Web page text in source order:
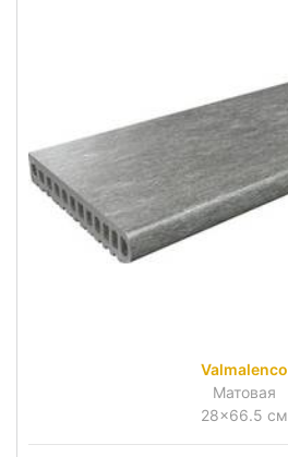
Valmalenco
Матовая
28x66.5 см